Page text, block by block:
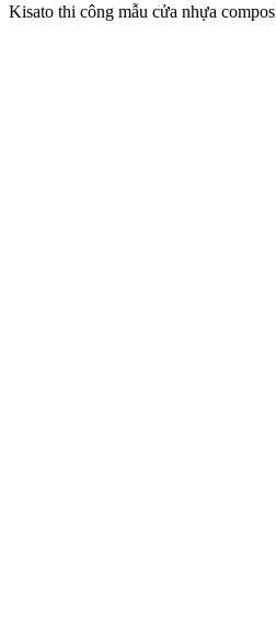
Kisato thi công mẫu cửa nhựa